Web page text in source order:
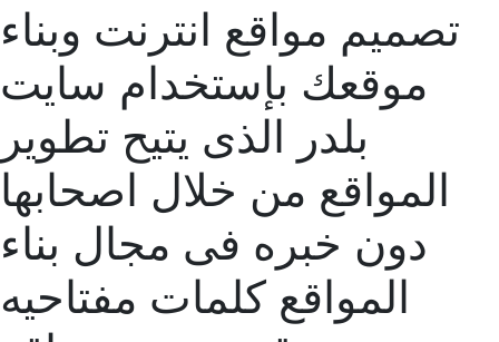
تصميم مواقع انترنت وبناء
موقعك بإستخدام سايت
بلدر الذى يتيح تطوير
المواقع من خلال اصحابها
دون خبره فى مجال بناء
المواقع كلمات مفتاحيه